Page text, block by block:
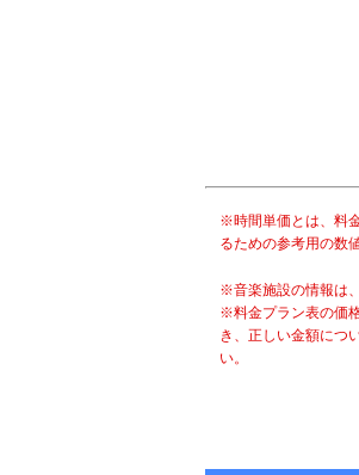
※時間単価とは、料
るための参考用の数
※音楽施設の情報は
※料金プラン表の価
き、正しい金額につ
い。